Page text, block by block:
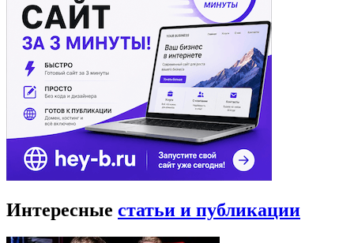
Интересные статьи и публикации